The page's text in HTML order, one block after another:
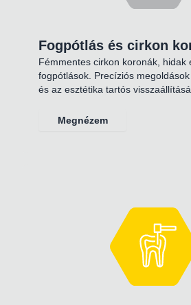
Fogpótlás és cirkon
Fémmentes cirkon koronák, hidak
fogpótlások. Precíziós
és az esztétika tartós
Megnézem